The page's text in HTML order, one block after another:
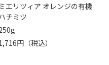
ミエリツィア オレンジの有機
チミツ
円（税込）